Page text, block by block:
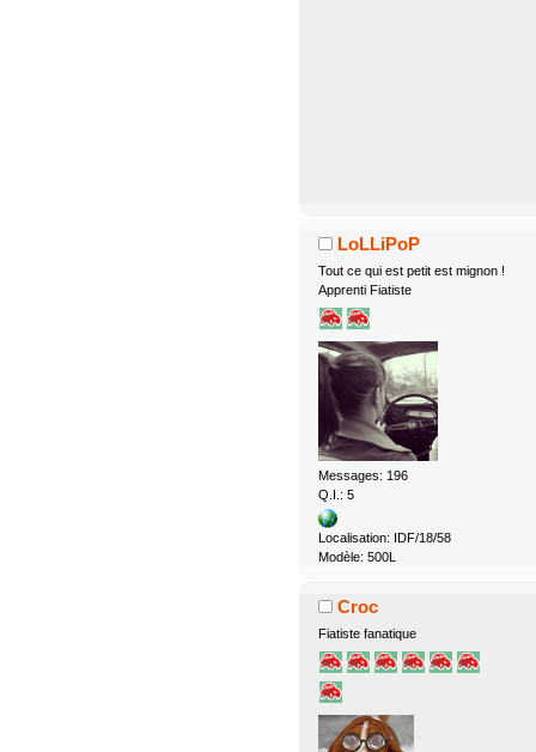
LoLLiPoP
Tout ce qui est petit est mignon !
Apprenti Fiatiste
Messages: 196
Q.I.: 5
Localisation: IDF/18/58
Modèle: 500L
Croc
Fiatiste fanatique